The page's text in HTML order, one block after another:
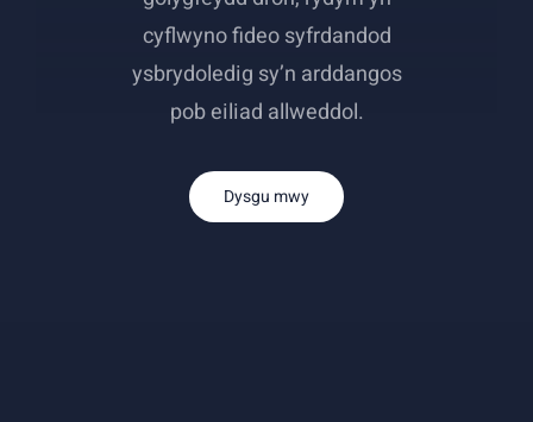
cyflwyno fideo syfrdandod
ysbrydoledig sy’n arddangos
pob eiliad allweddol.
Dysgu mwy